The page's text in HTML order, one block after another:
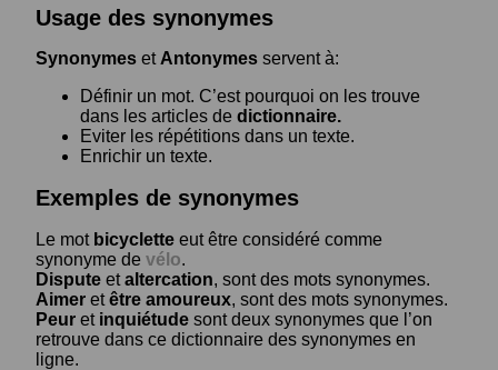
Usage des synonymes
Synonymes etAntonymes servent à:
Définir un mot. C’est pourquoi on les trouve
dans les articles de dictionnaire.
Eviter les répétitions dans un texte.
Enrichir un texte.
Exemples de synonymes
Le mot bicyclette eut être considéré comme
synonyme de vélo.
Dispute etaltercation, sont des mots synonymes.
Aimer etêtre amoureux, sont des mots synonymes.
Peur et inquiétude sont deux synonymes que l’on
retrouve dans ce dictionnaire des synonymes en
ligne.